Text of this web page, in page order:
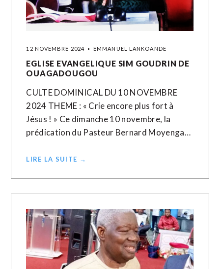
12 NOVEMBRE 2024 EMMANUEL LANKOANDE
EGLISE EVANGELIQUE SIM GOUDRIN DE
OUAGADOUGOU
CULTE DOMINICAL DU 10 NOVEMBRE
2024 THEME : « Crie encore plus fort à
Jésus ! » Ce dimanche 10 novembre, la
prédication du Pasteur Bernard Moyenga…
LIRE LA SUITE →